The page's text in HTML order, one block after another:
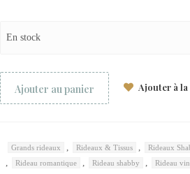
En stock
Ajouter au panier Ajouter à
Grands rideaux Rideaux & Tissus Rideaux
Rideau romantique Rideau shabby Rideau